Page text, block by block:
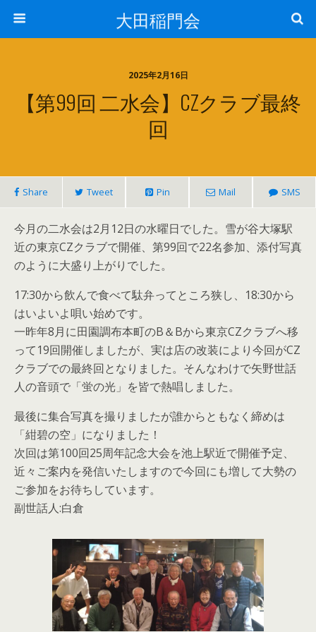
大田稲門会
2025年2月16日
【第99回 二水会】CZクラブ最終
回
Share Tweet Pin Mail SMS
今月の二水会は2月12日の水曜日でした。雪が谷大塚駅
近の東京CZクラブで開催、第99回で22名参加、添付写真
のように大盛り上がりでした。
17:30から飲んで食べて駄弁ってところ狭し、18:30から
はいよいよ唄い始めです。
一昨年8月に田園調布本町のB＆Bから東京CZクラブへ移
って19回開催しましたが、実は店の改装により今回がCZ
クラブでの最終回となりました。そんなわけで矢野世話
人の音頭で「蛍の光」を皆で熱唱しました。
最後に集合写真を撮りましたが誰からともなく締めは
「紺碧の空」になりました！
次回は第100回25周年記念大会を池上駅近で開催予定、
近々ご案内を発信いたしますので今回にも増して大勢の
ご参加をお待ちしています。
副世話人:白倉